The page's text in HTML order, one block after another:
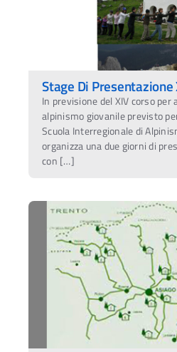
Stage Di Presentazione
In previsione del XIV corso per
alpinismo giovanile previsto
Scuola Interregionale di
organizza una due giorni di
con […]